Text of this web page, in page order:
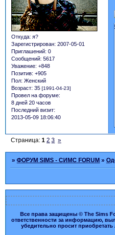
Откуда: я?
Зарегистрирован: 2007-05-01
Приглашений: 0
Сообщений: 5617
Уважение: +848
Позитив: +905
Пол: Женский
Возраст: 35 [1991-04-23]
Провел на форуме:
8 дней 20 часов
Последний визит:
2013-05-09 18:06:40
Страница:1 2 3 »
»ФОРУМ SIMS - СИМС FORUM »
Все права защищены © The Sims
ответственности за информацию,
убедительно просит